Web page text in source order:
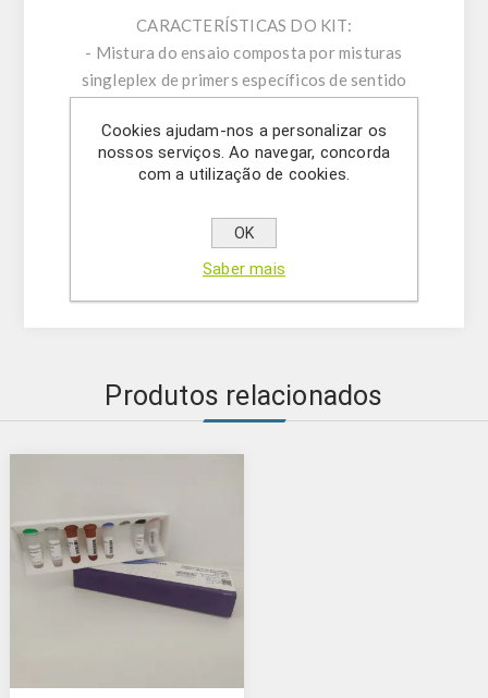
CARACTERÍSTICAS DO KIT:
- Mistura do ensaio composta por misturas
singleplex de primers específicos de sentido
- Tampão de ressuspensão
- Água livre de DNase/RNase
- (OPCIONAL) Mistura de controlo interno do
ensaio
- Solução de mastermix
- Controlo positivo
Produtos relacionados
Cookies ajudam-nos a personalizar os
nossos serviços. Ao navegar, concorda
com a utilização de cookies.
OK
Saber mais